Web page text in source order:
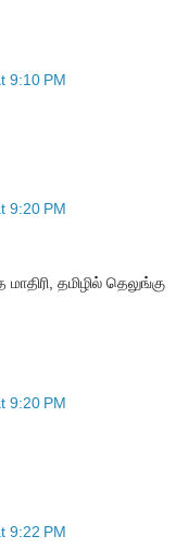
9:10 PM
9:20 PM
தமிழில் தெலுங்கு
9:20 PM
9:22 PM